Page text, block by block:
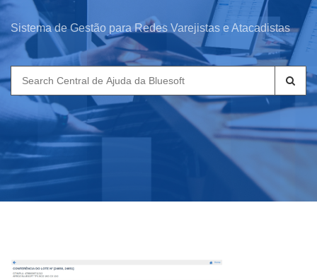
Sistema de Gestão para Redes Varejistas e Atacadistas
Search
for: